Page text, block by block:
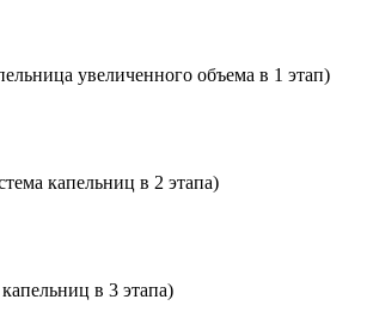
увеличенного объема в 1 этап)
капельниц в 2 этапа)
в 3 этапа)